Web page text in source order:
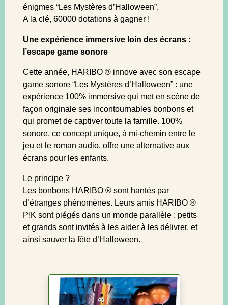
énigmes “Les Mystères d’Halloween”.
A la clé, 60000 dotations à gagner !
Une expérience immersive loin des écrans :
l’escape game sonore
Cette année, HARIBO ® innove avec son escape
game sonore “Les Mystères d’Halloween” : une
expérience 100% immersive qui met en scène de
façon originale ses incontournables bonbons et
qui promet de captiver toute la famille. 100%
sonore, ce concept unique, à mi-chemin entre le
jeu et le roman audio, offre une alternative aux
écrans pour les enfants.
Le principe ?
Les bonbons HARIBO ® sont hantés par
d’étranges phénomènes. Leurs amis HARIBO ®
P!K sont piégés dans un monde parallèle : petits
et grands sont invités à les aider à les délivrer, et
ainsi sauver la fête d’Halloween.